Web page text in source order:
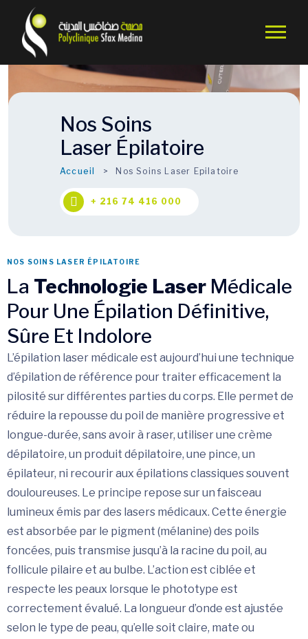
Nos Soins
Laser Épilatoire
Accueil Nos Soins Laser Epilatoire
+ 216 74 416 000
NOS SOINS LASER ÉPILATOIRE
La Technologie Laser Médicale
Pour Une Épilation Définitive,
Sûre Et Indolore
L’épilation laser médicale est aujourd’hui une technique
d’épilation de référence pour traiter efficacement la
pilosité sur différentes parties du corps. Elle permet de
réduire la repousse du poil de manière progressive et
longue-durée, sans avoir à raser, utiliser une crème
dépilatoire, un produit dépilatoire, une pince, un
épilateur, ni recourir aux épilations classiques souvent
douloureuses. Le principe repose sur un faisceau
lumineux émis par des lasers médicaux. Cette énergie
est absorbée par le pigment (mélanine) des poils
foncées, puis transmise jusqu’à la racine du poil, au
follicule pilaire et au bulbe. L’action est ciblée et
respecte les peaux lorsque le phototype est
correctement évalué. La longueur d’onde est ajustée
selon le type de peau, qu’elle soit claire, mate ou